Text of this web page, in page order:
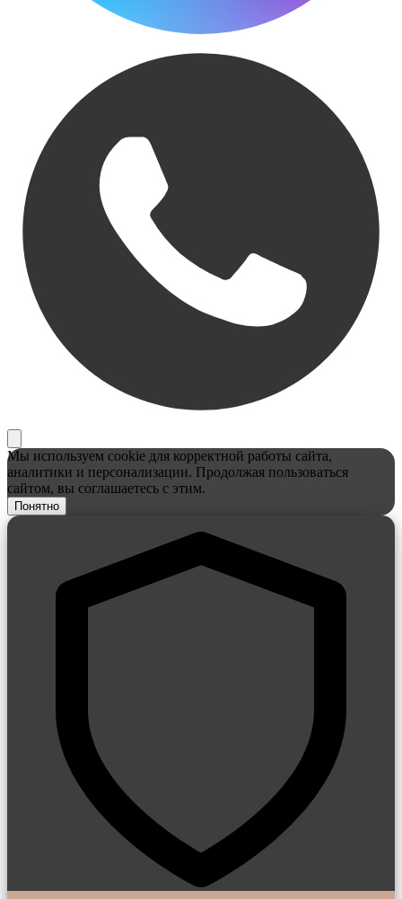
Мы используем cookie для корректной работы сайта,
аналитики и персонализации. Продолжая пользоваться
сайтом, вы соглашаетесь с этим.
Понятно